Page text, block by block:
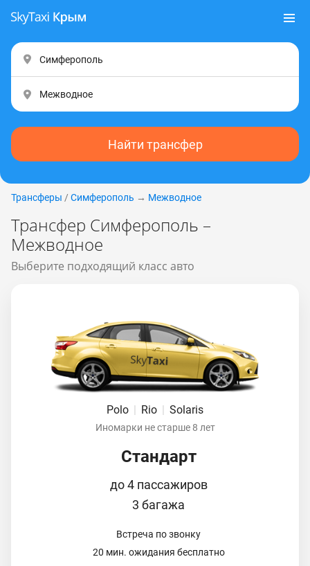
Найти трансфер
Трансферы / Симферополь → Межводное
Трансфер Симферополь –
Межводное
Выберите подходящий класс авто
Polo | Rio | Solaris
Иномарки не старше 8 лет
Стандарт
до 4 пассажиров
3 багажа
Встреча по звонку
20 мин. ожидания бесплатно